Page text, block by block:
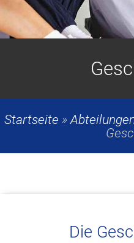
Startseite »
Die